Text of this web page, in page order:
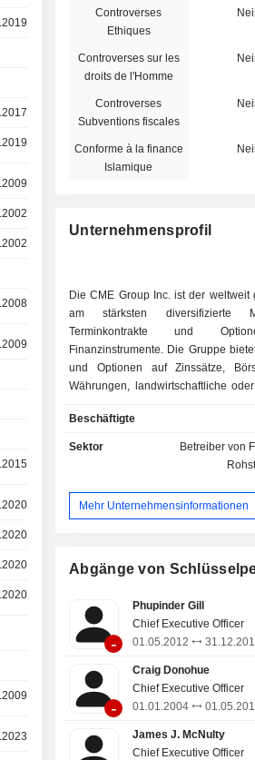
Controverses
Ethiques
Controverses sur les
droits de l'Homme
Controverses
Subventions fiscales
Conforme à la finance
Islamique
Unternehmensprofil
Die CME Group Inc. ist der weltweit
am stärksten diversifizierte
Terminkontrakte und
Finanzinstrumente. Die Gruppe
und Optionen auf Zinssätze,
Währungen, landwirtschaftliche
Energieformen sowie
Anlageprodukte wie
Wetterbedingungen oder
Handelsplattformen abgewickelt.
Group Inc. stellt über ihre
eliminiert damit jegliches
Beschäftigte
Sektor
Betreiber von
Mehr Unternehmensinformationen
Abgänge von
-
Phupinder Gill
Chief Executive Officer
01.05.2012
-
Craig Donohue
Chief Executive Officer
01.01.2004
James J. McNulty
Chief Executive Officer